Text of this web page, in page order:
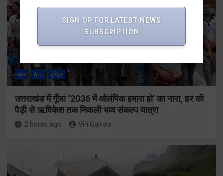
राज्य ALL हरिद्वार
उत्तराखंड में गूँजा ‘2036 में ओलंपिक हमारा हो’ का नारा, हर की
पैड़ी से ऋषिकेश तक निकली भव्य संकल्प यात्रा
2 hours ago Viri Gairola
SIGN UP FOR LATEST NEWS
SUBSCRIPTION